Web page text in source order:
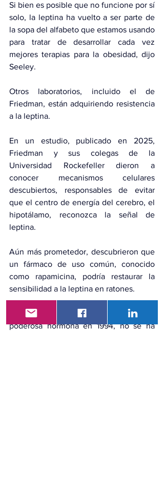
Si bien es posible que no funcione por sí
solo, la leptina ha vuelto a ser parte de
la sopa del alfabeto que estamos usando
para tratar de desarrollar cada vez
mejores terapias para la obesidad, dijo
Seeley.
Otros laboratorios, incluido el de
Friedman, están adquiriendo resistencia
a la leptina.
En un estudio, publicado en 2025,
Friedman y sus colegas de la
Universidad Rockefeller dieron a
conocer mecanismos celulares
descubiertos, responsables de evitar
que el centro de energía del cerebro, el
hipotálamo, reconozca la señal de
leptina.
Aún más prometedor, descubrieron que
un fármaco de uso común, conocido
como rapamicina, podría restaurar la
sensibilidad a la leptina en ratones.
Aunque Jeff Friedman descubrió esta
poderosa hormona en 1994, no se ha